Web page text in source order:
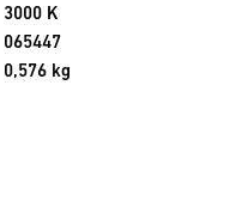
noir
3000 K
065447
0,576 kg